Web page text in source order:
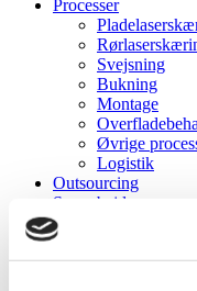
Processer
Svejsning
Bukning
Montage
Øvrige
Logistik
Outsourcing
Samarbejde
Data Center Solutions
Aisle